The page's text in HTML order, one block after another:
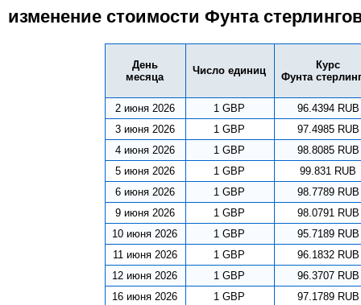
изменение стоимости Фунта
День
месяца
Число единиц
Курс
Фунта
2 июня 2026 1 GBP
96.4394 RUB
3 июня 2026
1 GBP
97.4985 RUB
4 июня 2026
1 GBP
98.8085 RUB
5 июня 2026
1 GBP
99.831 RUB
6 июня 2026
1 GBP
98.7789 RUB
9 июня 2026
1 GBP
98.0791 RUB
10 июня 2026
1 GBP
95.7189 RUB
11 июня 2026
1 GBP
96.1832 RUB
12 июня 2026
1 GBP
96.3707 RUB
16 июня 2026
1 GBP
97.1789 RUB